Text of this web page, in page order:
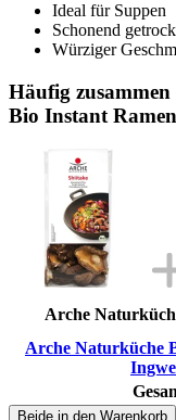
Ideal für Suppen
Schonend
Würziger
Häufig
Bio Instant
Arche
Arche Naturküche
Beide in den Warenkorb